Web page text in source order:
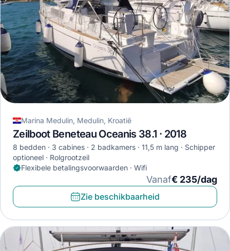
Marina Medulin, Medulin, Kroatië
Zeilboot Beneteau Oceanis 38.1 · 2018
8 bedden 3 cabines 2 badkamers 11,5 m lang
Schipper
optioneel
Rolgrootzeil
Flexibele betalingsvoorwaarden · Wifi
Vanaf€ 235/dag
Zie beschikbaarheid